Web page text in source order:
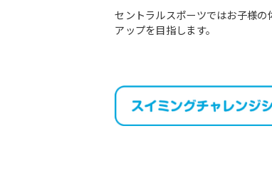
セントラルスポーツではお子様
アップを目指します。